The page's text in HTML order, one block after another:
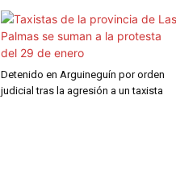
Detenido en Arguineguín por orden
judicial tras la agresión a un taxista